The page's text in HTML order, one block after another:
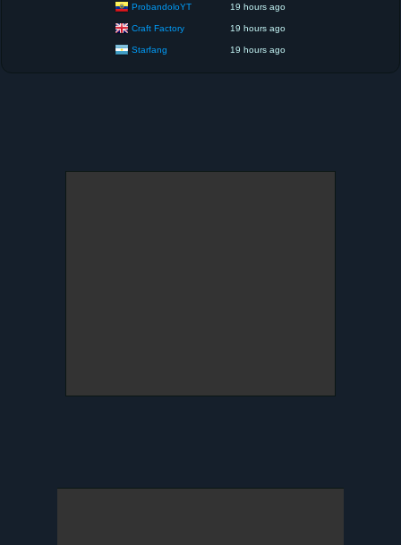
ProbandoloYT 19 hours ago
Craft Factory 19 hours ago
Starfang 19 hours ago